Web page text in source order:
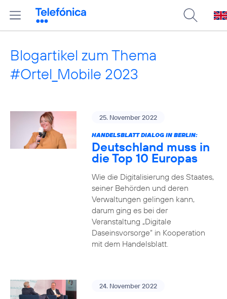
Blogartikel zum Thema
#Ortel_Mobile 2023
25. November 2022
HANDELSBLATT DIALOG IN BERLIN:
Deutschland muss in
die Top 10 Europas
Wie die Digitalisierung des Staates,
seiner Behörden und deren
Verwaltungen gelingen kann,
darum ging es bei der
Veranstaltung „Digitale
Daseinsvorsorge“ in Kooperation
mit dem Handelsblatt.
24. November 2022